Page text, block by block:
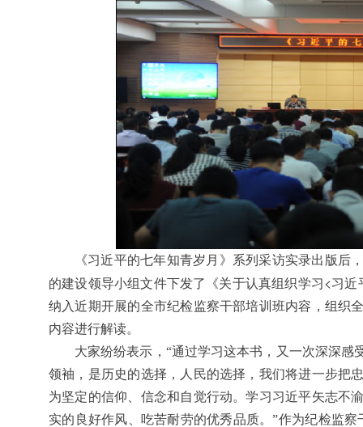
《习近平的七年知青岁月》系列采访实录出版
的建设领导小组文件下发了《关于认真组织学习 <习近
纳入近期开展的全市纪检监察干部培训班内容，组织
内容进行解读。
大家纷纷表示，“通过学习这本书，又一次深深
领袖，是历史的选择，人民的选择，我们将进一步把
为坚定的信仰、信念和自觉行动。学习习近平矢志不
实的良好作风、吃苦耐劳的优秀品质。”作为纪检监